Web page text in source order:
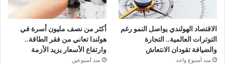
الاقتصاد الهولندي يواصل النمو رغم
التوترات العالمية.. التجارة
والضيافة تقودان الانتعاش
منذ أسبوع واحد
أكثر من نصف مليون أسرة في
هولندا تعاني من فقر الطاقة..
وارتفاع الأسعار يزيد الأزمة
منذ أسبوعين